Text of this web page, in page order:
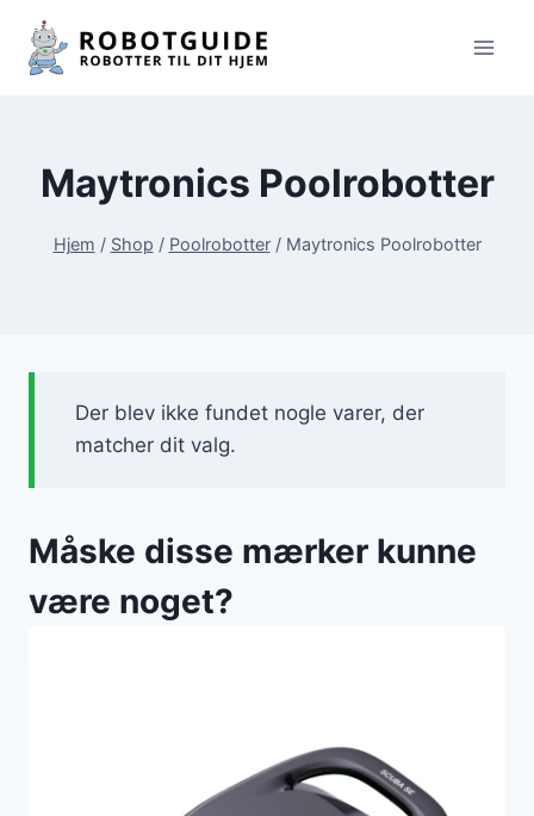
Fortsæt
indhold
Maytronics Poolrobotter
Hjem / Shop / Poolrobotter / Maytronics Poolrobotter
Der blev ikke fundet nogle varer, der
matcher dit valg.
Måske disse mærker kunne
være noget?